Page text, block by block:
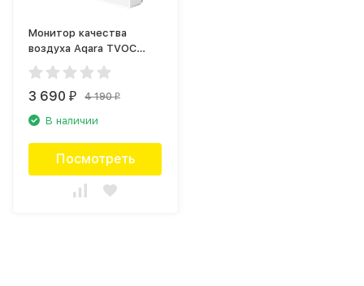
Монитор качества
воздуха Aqara TVOC
Белый (AAQS-S01)
3 690₽ 4 190₽
В наличии
Посмотреть